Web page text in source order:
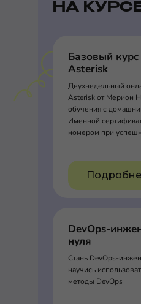
НА
Базовый курс
Asterisk
Двухнедельный
Asterisk от Мерион
обучения с
Именной
номером при
DevOps-
нуля
Стань DevOps-
научись
методы DevOps